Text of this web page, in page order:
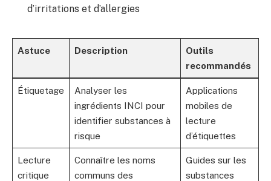
d’irritations et d’allergies
Astuce Description
Outils
recommandés
Étiquetage
Analyser les
ingrédients INCI pour
identifier substances à
risque
Applications
mobiles de
lecture
d’étiquettes
Lecture
critique
Connaître les noms
communs des
Guides sur les
substances